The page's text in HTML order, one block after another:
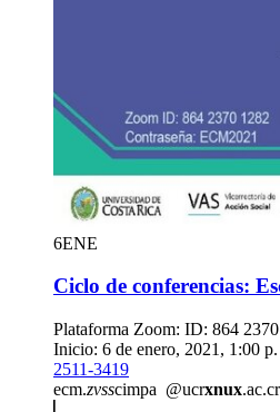
6ENE
Ciclo de conferencias:
Plataforma Zoom: ID: 864
Inicio: 6 de enero, 2021, 1:00
2511-3419
ecm.zvsscimpa @ucrxnux.ac.cr